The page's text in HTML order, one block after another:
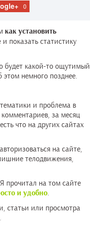
0
как установить
и показать статистику
будет какой-то ощутимый
этом немного позднее.
и проблема в
за месяц
что на других сайтах
на сайте,
телодвижения,
прочитал на том сайте
и удобно.
статьи или просмотра